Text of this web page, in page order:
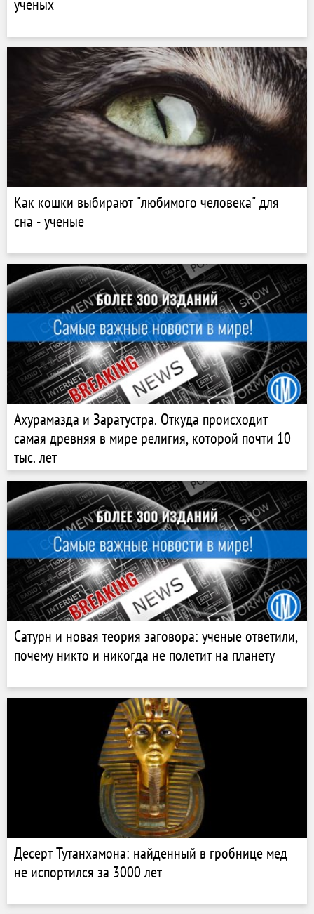
ученых
Как кошки выбирают "любимого человека" для
сна - ученые
Ахурамазда и Заратустра. Откуда происходит
самая древняя в мире религия, которой почти 10
тыс. лет
Сатурн и новая теория заговора: ученые ответили,
почему никто и никогда не полетит на планету
Десерт Тутанхамона: найденный в гробнице мед
не испортился за 3000 лет